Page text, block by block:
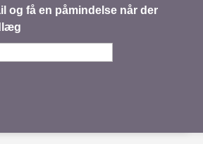
og få en påmindelse når der